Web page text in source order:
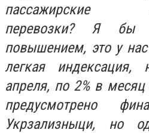
пассажирские
перевозки? Я бы
повышением, это у
легкая индексация,
апреля, по 2% в
предусмотрено
Укрзализныци, но